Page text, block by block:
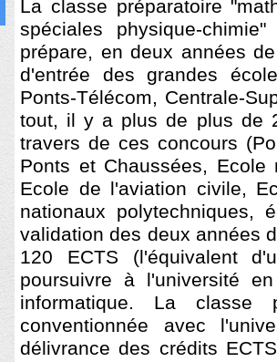
La classe préparatoire
spéciales physique-
prépare, en deux années
d'entrée des grandes
Ponts-Télécom, Centrale-
tout, il y a plus de plus de
travers de ces concours
Ponts et Chaussées,
Ecole de l'aviation civile,
nationaux polytechniques,
validation des deux années
120 ECTS (l'équivalent
poursuivre à l'université
informatique. La classe
conventionnée avec
délivrance des crédits